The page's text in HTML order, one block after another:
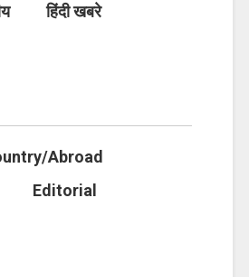
हिंदी खबरे
Abroad
Editorial